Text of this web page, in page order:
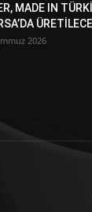
MADE IN
2026